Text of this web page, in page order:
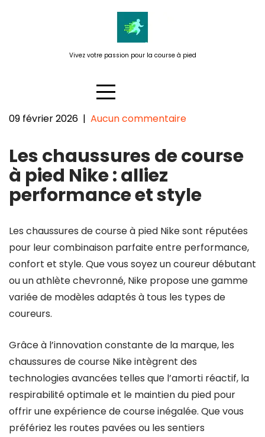
Vivez votre passion pour la course à pied
Course à Pied Nike :
Performance et Style au
Rendez-vous
09 février 2026 | Aucun commentaire
Les chaussures de course
à pied Nike : alliez
performance et style
Les chaussures de course à pied Nike sont réputées
pour leur combinaison parfaite entre performance,
confort et style. Que vous soyez un coureur débutant
ou un athlète chevronné, Nike propose une gamme
variée de modèles adaptés à tous les types de
coureurs.
Grâce à l’innovation constante de la marque, les
chaussures de course Nike intègrent des
technologies avancées telles que l’amorti réactif, la
respirabilité optimale et le maintien du pied pour
offrir une expérience de course inégalée. Que vous
préfériez les routes pavées ou les sentiers